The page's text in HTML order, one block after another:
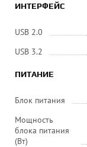
ИНТЕРФЕЙС
USB 2.0
USB 3.2
ПИТАНИЕ
Блок питания
Мощность
блока питания
(Вт)